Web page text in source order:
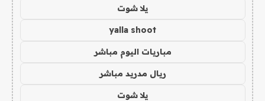
يلا شوت
yalla shoot
مباريات اليوم مباشر
ريال مدريد مباشر
يلا شوت